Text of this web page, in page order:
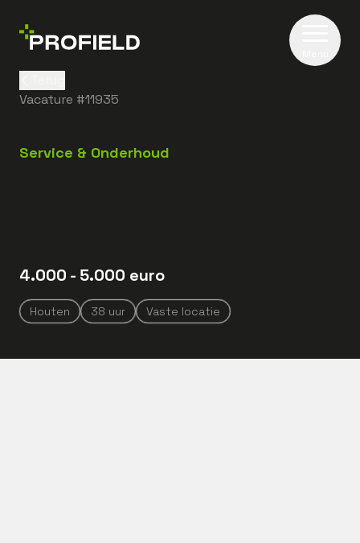
Service & Onderhoud
4.000 - 5.000 euro
Houten 38 uur Vaste locatie
Vacature #11935